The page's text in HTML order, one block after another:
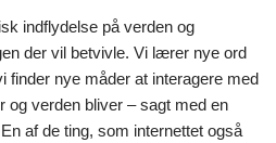
indflydelse på verden og
der vil betvivle. Vi lærer nye ord
finder nye måder at interagere med
og verden bliver – sagt med en
af de ting, som internettet også